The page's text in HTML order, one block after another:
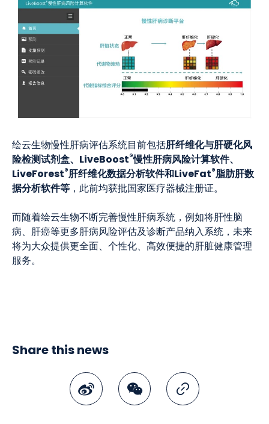
绘云生物慢性肝病评估系统目前包括肝纤维化与肝硬化风
险检测试剂盒、LiveBoost®慢性肝病风险计算软件、
LiveForest®肝纤维化数据分析软件和LiveFat®脂肪肝数
据分析软件等 ，此前均获批国家医疗器械注册证。
而随着绘云生物不断完善慢性肝病系统，例如将肝性脑
病、肝癌等更多肝病风险评估及诊断产品纳入系统，未来
将为大众提供更全面、个性化、高效便捷的肝脏健康管理
服务。
Share this news